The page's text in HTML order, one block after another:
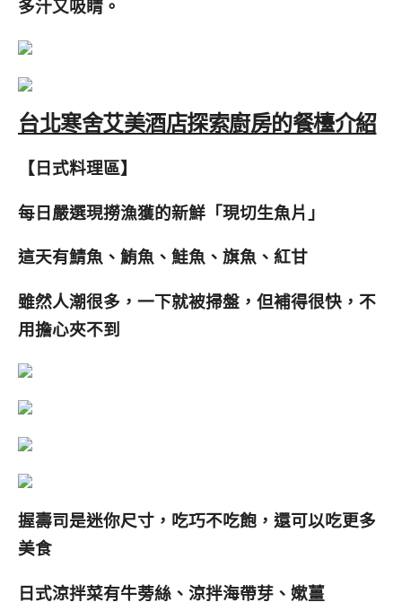
多汁又吸睛。
台北寒舍艾美酒店探索廚房的餐檯介紹
【日式料理區】
每日嚴選現撈漁獲的新鮮「現切生魚片」
這天有鯖魚、鮪魚、鮭魚、旗魚、紅甘
雖然人潮很多， 一下就被掃盤，但補得很快，不
用擔心夾不到
握壽司是迷你尺寸，吃巧不吃飽，還可以吃更多
美食
日式涼拌菜有牛蒡絲、涼拌海帶芽、嫰薑